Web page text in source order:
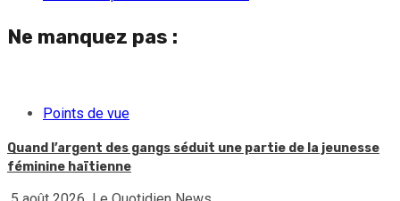
Ne manquez pas :
Points de vue
Quand l’argent des gangs séduit une partie de la jeunesse
féminine haïtienne